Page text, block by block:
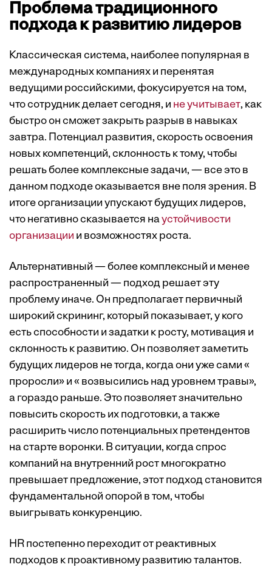
Проблема традиционного
подхода к развитию лидеров
Классическая система, наиболее популярная в
международных компаниях и перенятая
ведущими российскими, фокусируется на том,
что сотрудник делает сегодня, и не учитывает, как
быстро он сможет закрыть разрыв в навыках
завтра. Потенциал развития, скорость освоения
новых компетенций, склонность к тому, чтобы
решать более комплексные задачи, — все это в
данном подходе оказывается вне поля зрения. В
итоге организации упускают будущих лидеров,
что негативно сказывается наустойчивости
организации и возможностях роста.
Альтернативный — более комплексный и менее
распространенный — подход решает эту
проблему иначе. Он предполагает первичный
широкий скрининг, который показывает, у кого
есть способности и задатки к росту, мотивация и
склонность к развитию. Он позволяет заметить
будущих лидеров не тогда, когда они уже сами «
проросли» и « возвысились над уровнем травы»,
а гораздо раньше. Это позволяет значительно
повысить скорость их подготовки, а также
расширить число потенциальных претендентов
на старте воронки. В ситуации, когда спрос
компаний на внутренний рост многократно
превышает предложение, этот подход становится
фундаментальной опорой в том, чтобы
выигрывать конкуренцию.
HR постепенно переходит от реактивных
подходов к проактивному развитию талантов.